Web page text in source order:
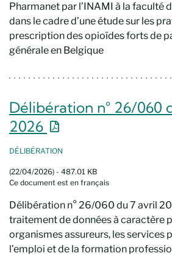
Pharmanet par l’INAMI à la faculté
dans le cadre d’une étude sur les
prescription des opioïdes forts de
générale en Belgique
Délibération n° 26/060
2026 Nouvelle fenêtre
DÉLIBÉRATION
(22/04/2026) - 487.01 KB
Ce document est en français
Délibération n° 26/060 du 7 avril
traitement de données à caractère
organismes assureurs, les services
l’emploi et de la formation